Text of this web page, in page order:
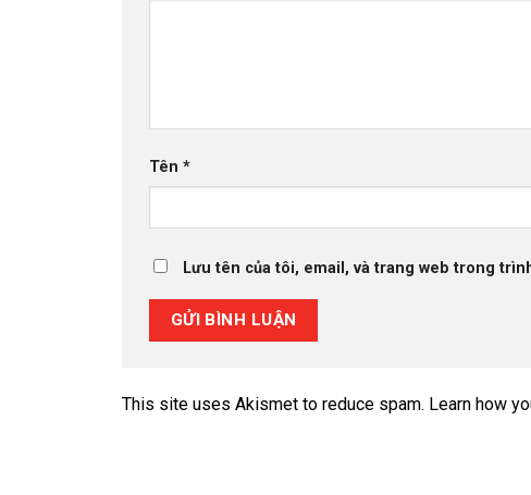
Tên *
Lưu tên của tôi, email, và trang web trong
This site uses Akismet to reduce spam. Learn how